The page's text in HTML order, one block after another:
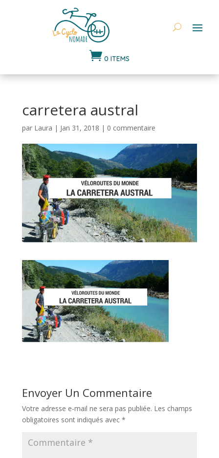
 0 ITEMS
carretera austral
par Laura | Jan 31, 2018 | 0 commentaire
Envoyer Un Commentaire
Votre adresse e-mail ne sera pas publiée. Les champs
obligatoires sont indiqués avec *